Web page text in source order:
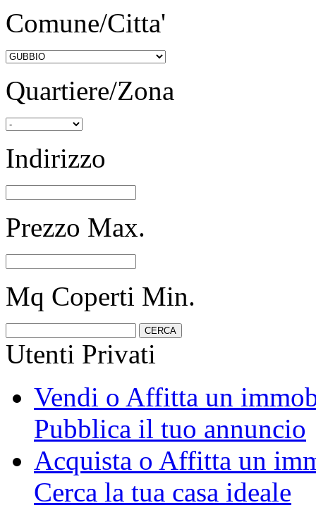
Comune/Citta'
Quartiere/Zona
Indirizzo
Prezzo Max.
Mq Coperti Min.
Utenti Privati
Vendi o Affitta un
Pubblica il tuo annuncio
Acquista o Affitta un
Cerca la tua casa ideale